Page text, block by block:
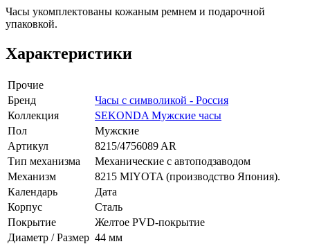
Часы укомплектованы кожаным ремнем и подарочной
упаковкой.
Характеристики
Прочие
Бренд
Часы с символикой - Россия
Коллекция
SEKONDA Мужские часы
Пол
Мужские
Артикул
8215/4756089 AR
Тип механизма
Механические с автоподзаводом
Механизм
8215 MIYOTA (производство Япония).
Календарь
Дата
Корпус
Сталь
Покрытие
Желтое PVD-покрытие
Диаметр / Размер 44 мм